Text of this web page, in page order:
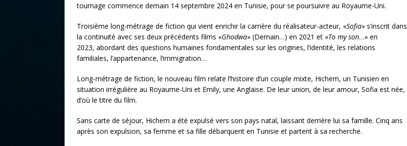
tournage commence demain 14 septembre 2024 en Tunisie, pour se poursuivre au Royaume-Uni.
Troisième long-métrage de fiction qui vient enrichir la carrière du réalisateur-acteur, «Sofia» s’inscrit dans
la continuité avec ses deux précédents films «Ghodwa» (Demain…) en 2021 et «To my son…» en
2023, abordant des questions humaines fondamentales sur les origines, l’identité, les relations
familiales, l’appartenance, l’immigration…
Long-métrage de fiction, le nouveau film relate l’histoire d’un couple mixte, Hichem, un Tunisien en
situation irrégulière au Royaume-Uni et Emily, une Anglaise. De leur union, de leur amour, Sofia est née,
d’où le titre du film.
Sans carte de séjour, Hichem a été expulsé vers son pays natal, laissant derrière lui sa famille. Cinq ans
après son expulsion, sa femme et sa fille débarquent en Tunisie et partent à sa recherche.